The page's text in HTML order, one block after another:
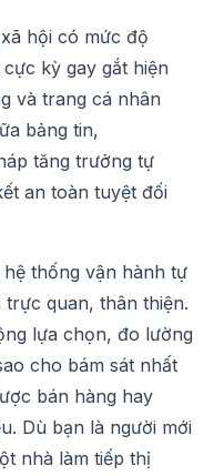
hội có mức độ
kỳ gay gắt hiện
và trang cá nhân
bảng tin,
tăng trưởng tự
an toàn tuyệt đối
hệ thống vận hành tự
trực quan, thân thiện.
lựa chọn, đo lường
cho bám sát nhất
bán hàng hay
Dù bạn là người mới
nhà làm tiếp thị